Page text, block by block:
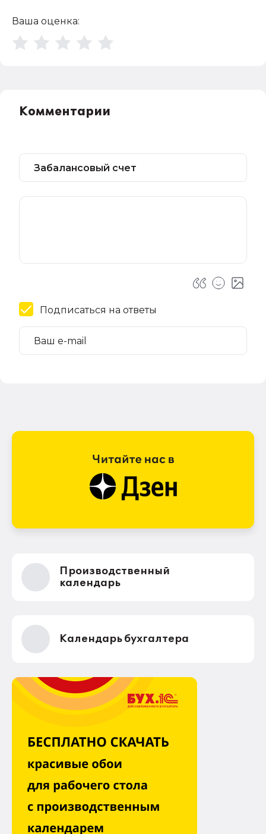
Ваша оценка:
Комментарии
Подписаться на ответы
Производственный
календарь
Календарь бухгалтера